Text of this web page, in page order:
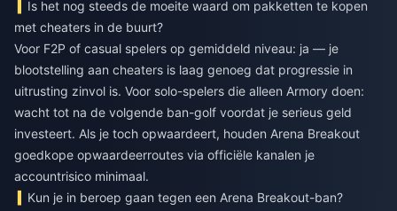
Is het nog steeds de moeite waard om pakketten te kopen
met cheaters in de buurt?
Voor F2P of casual spelers op gemiddeld niveau: ja — je
blootstelling aan cheaters is laag genoeg dat progressie in
uitrusting zinvol is. Voor solo-spelers die alleen Armory doen:
wacht tot na de volgende ban-golf voordat je serieus geld
investeert. Als je toch opwaardeert, houden Arena Breakout
goedkope opwaardeerroutes via officiële kanalen je
accountrisico minimaal.
Kun je in beroep gaan tegen een Arena Breakout-ban?